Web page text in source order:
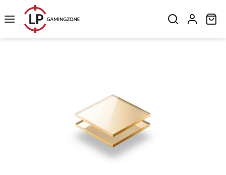
Zum Hauptinhalt springen